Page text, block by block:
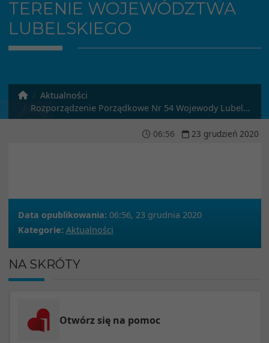
TERENIE WOJEWÓDZTWA
LUBELSKIEGO
Aktualności
Rozporządzenie Porządkowe Nr 54 Wojewody Lubelskiego z dnia 21 grudnia 2020 roku w sprawie ograniczenia używania wyrobów pirotechnicznych na terenie województwa lubelskiego
06:56 23 grudzień 2020
Data opublikowania: 06:56, 23 grudnia 2020
Kategorie: Aktualności
NA SKRÓTY
Otwórz się na pomoc